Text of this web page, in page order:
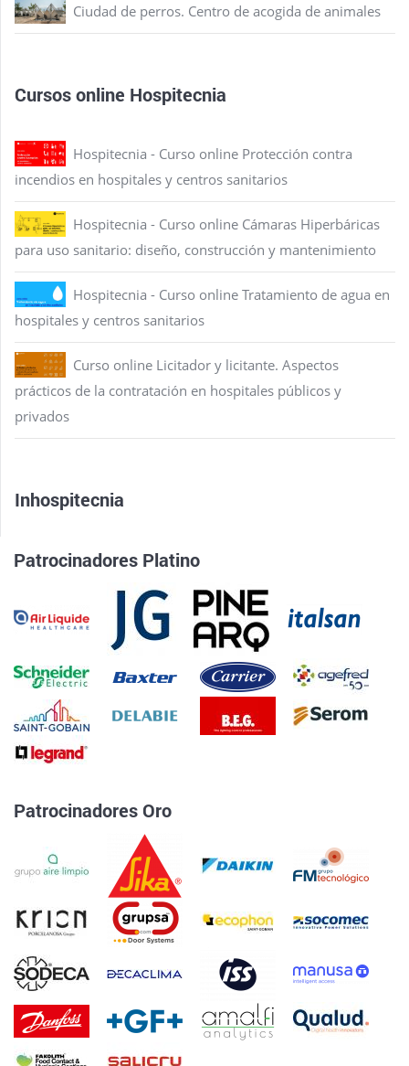
Ciudad de perros. Centro de acogida de animales
Cursos online Hospitecnia
Hospitecnia - Curso online Protección contra
incendios en hospitales y centros sanitarios
Hospitecnia - Curso online Cámaras Hiperbáricas
para uso sanitario: diseño, construcción y mantenimiento
Hospitecnia - Curso online Tratamiento de agua en
hospitales y centros sanitarios
Curso online Licitador y licitante. Aspectos
prácticos de la contratación en hospitales públicos y
privados
Inhospitecnia
Patrocinadores Platino
Patrocinadores Oro